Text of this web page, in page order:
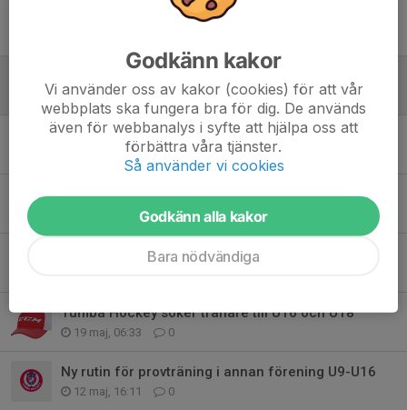
U20 söker målvakt
1 jun, 14:43 0
Sommarskills Tumba 2026
27 maj, 15:37 0
Nyheter från ungdomssidan
24 maj, 15:08 0
Månadsbrev från sportchefen, maj
Tumba Hockey söker tränare till U16 och U18
19 maj, 06:33 0
Ny rutin för provträning i annan förening U9-U16
12 maj, 16:11 0
Godkänn kakor
Vi använder oss av kakor (cookies) för att vår
webbplats ska fungera bra för dig. De används
även för webbanalys i syfte att hjälpa oss att
förbättra våra tjänster.
Så använder vi cookies
Godkänn alla kakor
Bara nödvändiga